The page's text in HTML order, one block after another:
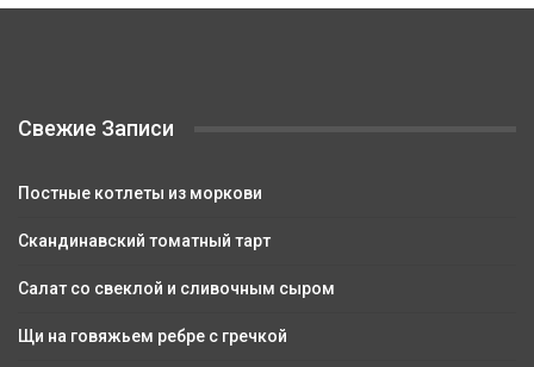
Свежие Записи
Постные котлеты из моркови
Скандинавский томатный тарт
Салат со свеклой и сливочным сыром
Щи на говяжьем ребре с гречкой